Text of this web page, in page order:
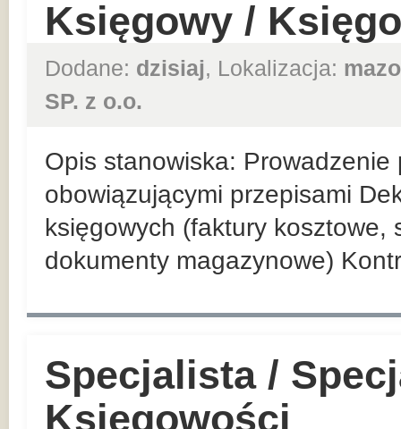
Księgowy /
Dodane: dzisiaj, Lokalizacja:
SP. z o.o.
Opis stanowiska: Prowadzenie
obowiązującymi przepisami
księgowych (faktury
dokumenty magazynowe)
Specjalista /
Księgowości